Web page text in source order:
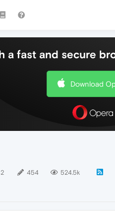
a fast and secure
Download
454 524.5k